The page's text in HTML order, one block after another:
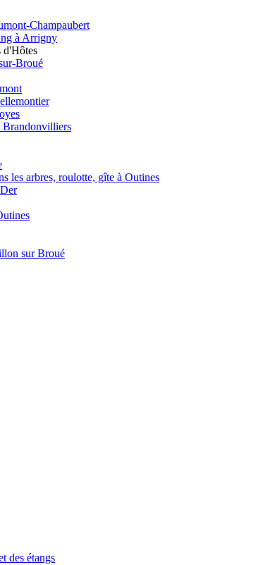
Champaubert
à Arrigny
d'Hôtes
Broué
Brandonvilliers
les arbres, roulotte, gîte à Outines
sur Broué
des étangs